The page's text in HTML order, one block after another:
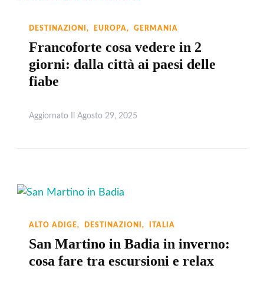
DESTINAZIONI EUROPA GERMANIA
Francoforte cosa vedere in 2
giorni: dalla città ai paesi delle
fiabe
Aggiornato Il Agosto 29, 2025
ALTO ADIGE DESTINAZIONI ITALIA
San Martino in Badia in inverno:
cosa fare tra escursioni e relax